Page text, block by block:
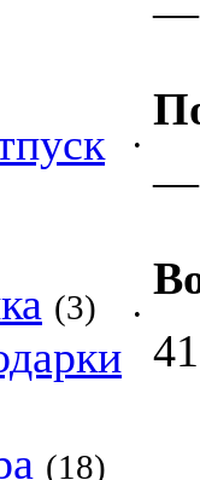
(3)
(18)
—
•
—
•